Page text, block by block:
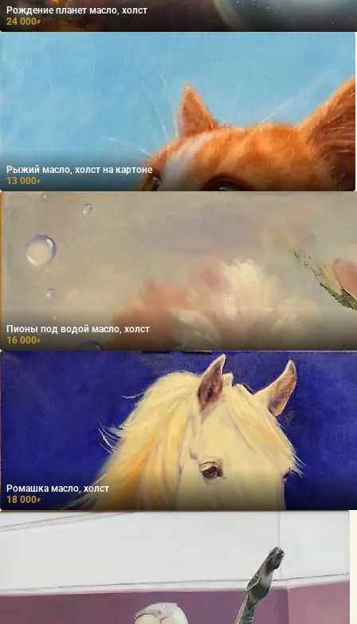
Рождение планет масло, холст
24 000₽
Рыжий масло, холст на картоне
13 000₽
Пионы под водой масло, холст
16 000₽
Ромашка масло, холст
18 000₽